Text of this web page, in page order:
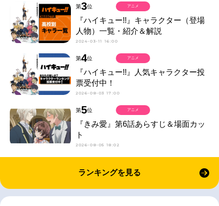
第3位
『ハイキュー!!』キャラクター（登場
人物）一覧・紹介＆解説
2024-03-11 16:00
アニメ
第4位
『ハイキュー!!』人気キャラクター投
票受付中！
2026-08-03 17:00
アニメ
第5位
『きみ愛』第6話あらすじ＆場面カッ
ト
2026-08-05 18:02
アニメ
ランキングを見る